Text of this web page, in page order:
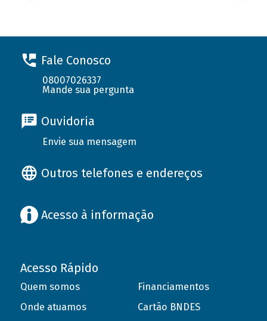
Fale Conosco
08007026337
Mande sua pergunta
Ouvidoria
Envie sua mensagem
Outros telefones e endereços
Acesso à informação
Acesso Rápido
Quem somos
Onde atuamos
Financiamentos
Cartão BNDES